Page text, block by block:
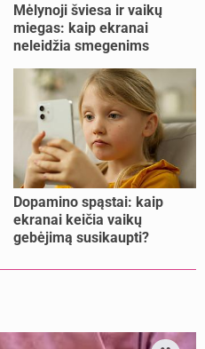
Mėlynoji šviesa ir vaikų
miegas: kaip ekranai
neleidžia smegenims
Dopamino spąstai: kaip
ekranai keičia vaikų
gebėjimą susikaupti?